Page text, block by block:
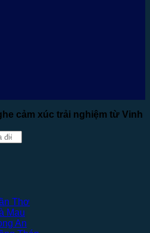
cảm xúc trải nghiệm từ Vinh
Thơ
Mau
An